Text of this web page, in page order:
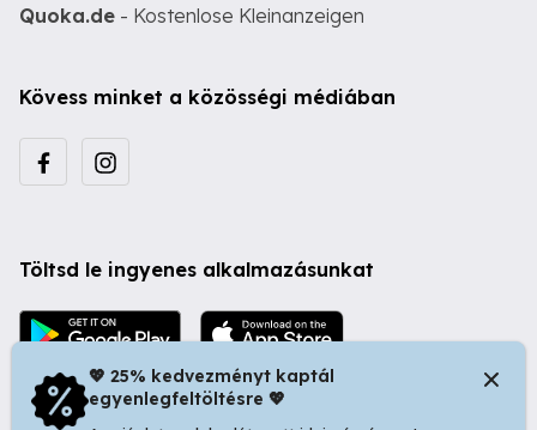
Quoka.de - Kostenlose Kleinanzeigen
Kövess minket a közösségi médiában
Töltsd le ingyenes alkalmazásunkat
💖 25% kedvezményt kaptál
egyenlegfeltöltésre 💖